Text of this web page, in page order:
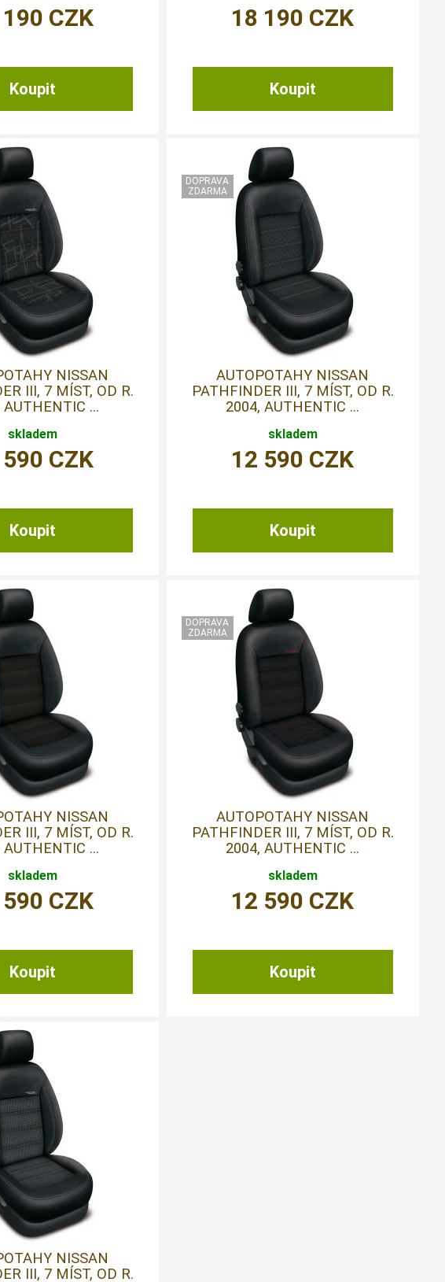
CZK 18 190 CZK
NISSAN
III, 7 MÍST, OD R.
AUTHENTIC ...
skladem
CZK
AUTOPOTAHY NISSAN
PATHFINDER III, 7 MÍST, OD R.
2004, AUTHENTIC ...
skladem
12 590 CZK
NISSAN
III, 7 MÍST, OD R.
AUTHENTIC ...
skladem
CZK
AUTOPOTAHY NISSAN
PATHFINDER III, 7 MÍST, OD R.
2004, AUTHENTIC ...
skladem
12 590 CZK
NISSAN
III, 7 MÍST, OD R.